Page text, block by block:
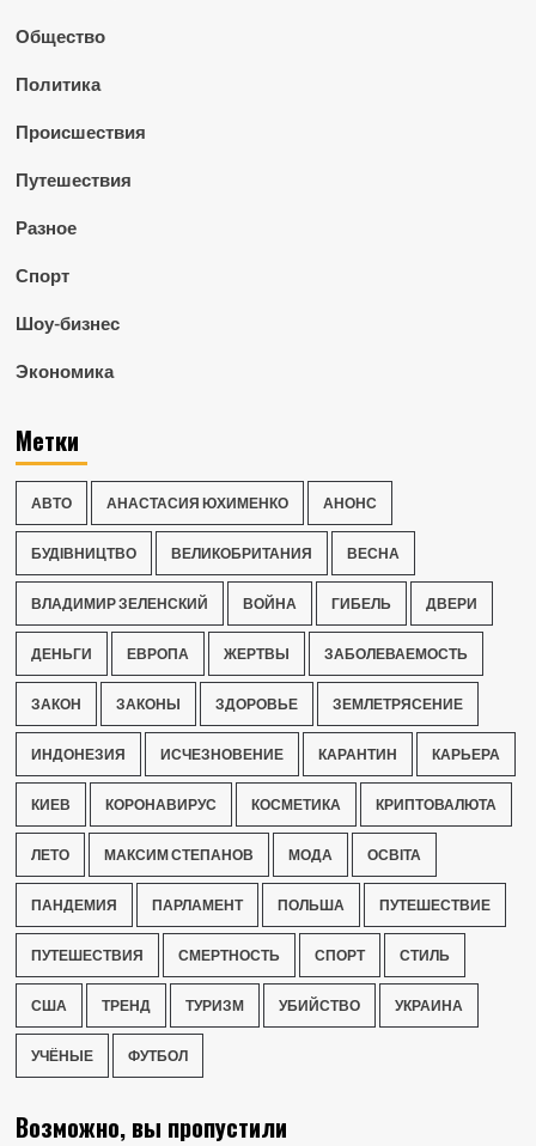
Общество
Политика
Происшествия
Путешествия
Разное
Спорт
Шоу-бизнес
Экономика
Метки
АВТО АНАСТАСИЯ ЮХИМЕНКО АНОНС
БУДІВНИЦТВО ВЕЛИКОБРИТАНИЯ ВЕСНА
ВЛАДИМИР ЗЕЛЕНСКИЙ ВОЙНА ГИБЕЛЬ ДВЕРИ
ДЕНЬГИ ЕВРОПА ЖЕРТВЫ ЗАБОЛЕВАЕМОСТЬ
ЗАКОН ЗАКОНЫ ЗДОРОВЬЕ ЗЕМЛЕТРЯСЕНИЕ
ИНДОНЕЗИЯ ИСЧЕЗНОВЕНИЕ КАРАНТИН КАРЬЕРА
КИЕВ КОРОНАВИРУС КОСМЕТИКА КРИПТОВАЛЮТА
ЛЕТО МАКСИМ СТЕПАНОВ МОДА ОСВІТА
ПАНДЕМИЯ ПАРЛАМЕНТ ПОЛЬША ПУТЕШЕСТВИЕ
ПУТЕШЕСТВИЯ СМЕРТНОСТЬ СПОРТ СТИЛЬ
США ТРЕНД ТУРИЗМ УБИЙСТВО УКРАИНА
УЧЁНЫЕ ФУТБОЛ
Возможно, вы пропустили